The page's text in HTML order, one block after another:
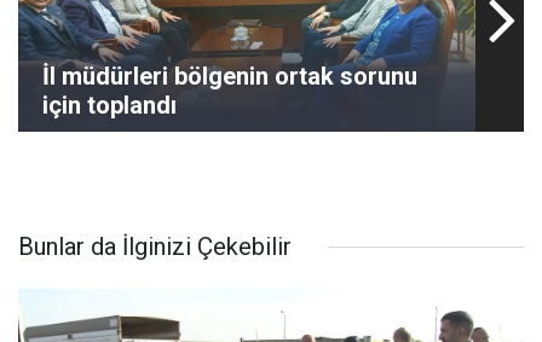
İl müdürleri bölgenin ortak sorunu
için toplandı
Bunlar da İlginizi Çekebilir